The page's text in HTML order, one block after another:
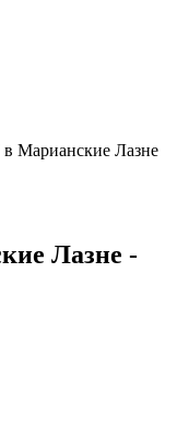
Марианские Лазне
Лазне -